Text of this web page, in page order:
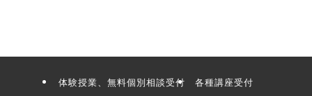
体験授業、無料個別相談受付 各種講座受付